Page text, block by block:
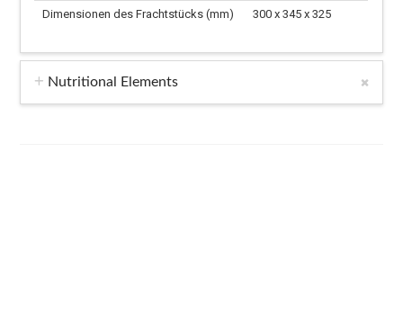
Dimensionen des Frachtstücks (mm) 300 x 345 x 325
Nutritional Elements